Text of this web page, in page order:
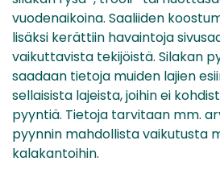
vuodenaikoina. Saaliiden
lisäksi kerättiin havaintoja
vaikuttavista tekijöistä. Silakan
saadaan tietoja muiden lajien
sellaisista lajeista, joihin ei
pyyntiä. Tietoja tarvitaan mm.
pyynnin mahdollista vaikutusta
kalakantoihin.